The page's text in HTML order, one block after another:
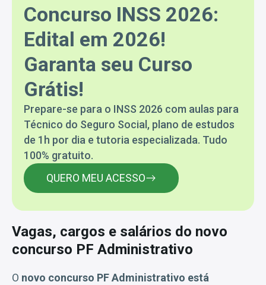
Concurso INSS 2026:
Edital em 2026!
Garanta seu Curso
Grátis!
Prepare-se para o INSS 2026 com aulas para
Técnico do Seguro Social, plano de estudos
de 1h por dia e tutoria especializada. Tudo
100% gratuito.
QUERO MEU ACESSO
Vagas, cargos e salários do novo
concurso PF Administrativo
O novo concurso PF Administrativo está